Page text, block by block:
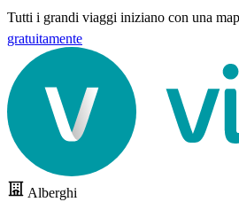
Tutti i grandi viaggi iniziano con una
gratuitamente
Alberghi